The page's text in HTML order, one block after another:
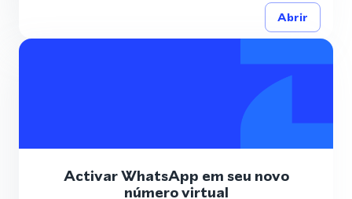
Abrir
Activar WhatsApp em seu novo
número virtual